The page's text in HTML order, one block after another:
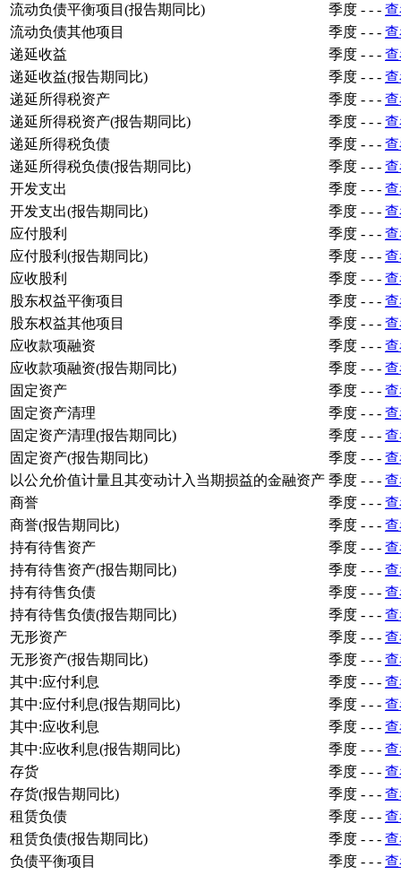
流动负债平衡项目(报告期同比)
季度 - - -
流动负债其他项目
季度 - - -
递延收益
季度 - - -
递延收益(报告期同比)
季度 - - -
递延所得税资产
季度 - - -
递延所得税资产(报告期同比)
季度 - - -
递延所得税负债
季度 - - -
递延所得税负债(报告期同比)
季度 - - -
开发支出
季度 - - -
开发支出(报告期同比)
季度 - - -
应付股利
季度 - - -
应付股利(报告期同比)
季度 - - -
应收股利
季度 - - -
股东权益平衡项目
季度 - - -
股东权益其他项目
季度 - - -
应收款项融资
季度 - - -
应收款项融资(报告期同比)
季度 - - -
固定资产
季度 - - -
固定资产清理
季度 - - -
固定资产清理(报告期同比)
季度 - - -
固定资产(报告期同比)
季度 - - -
以公允价值计量且其变动计入当期损益的金融资产 季度 - - -
商誉
季度 - - -
商誉(报告期同比)
季度 - - -
持有待售资产
季度 - - -
持有待售资产(报告期同比)
季度 - - -
持有待售负债
季度 - - -
持有待售负债(报告期同比)
季度 - - -
无形资产
季度 - - -
无形资产(报告期同比)
季度 - - -
其中:应付利息
季度 - - -
其中:应付利息(报告期同比)
季度 - - -
其中:应收利息
季度 - - -
其中:应收利息(报告期同比)
季度 - - -
存货
季度 - - -
存货(报告期同比)
季度 - - -
租赁负债
季度 - - -
租赁负债(报告期同比)
季度 - - -
负债平衡项目
季度 - - -